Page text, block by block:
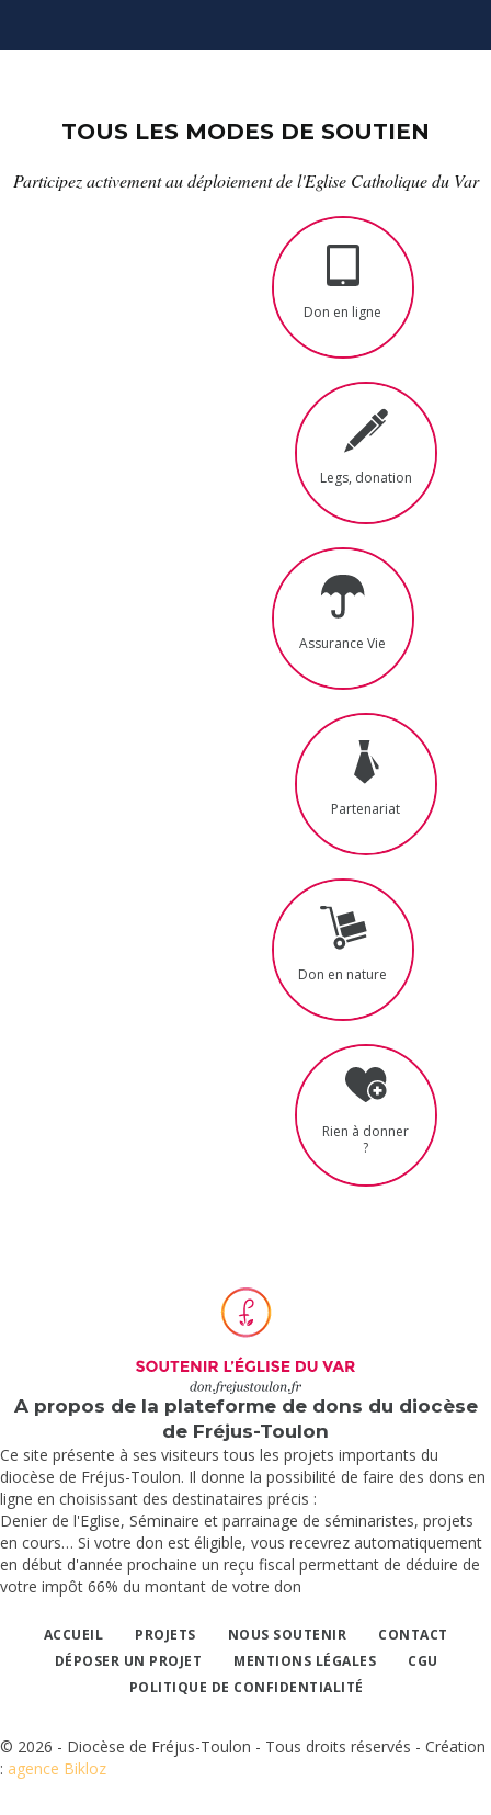
TOUS LES MODES DE SOUTIEN
Participez activement au déploiement de l'Eglise Catholique du Var
Don en ligne
Legs, donation
Assurance Vie
Partenariat
Don en nature
Rien à donner
?
A propos de la plateforme de dons du diocèse
de Fréjus-Toulon
Ce site présente à ses visiteurs tous les projets importants du
diocèse de Fréjus-Toulon. Il donne la possibilité de faire des dons en
ligne en choisissant des destinataires précis :
Denier de l'Eglise, Séminaire et parrainage de séminaristes, projets
en cours… Si votre don est éligible, vous recevrez automatiquement
en début d'année prochaine un reçu fiscal permettant de déduire de
votre impôt 66% du montant de votre don
ACCUEIL PROJETS NOUS SOUTENIR
CONTACT
DÉPOSER UN PROJET
MENTIONS LÉGALES
CGU
POLITIQUE DE CONFIDENTIALITÉ
© 2026 - Diocèse de Fréjus-Toulon - Tous droits réservés - Création
: agence Bikloz